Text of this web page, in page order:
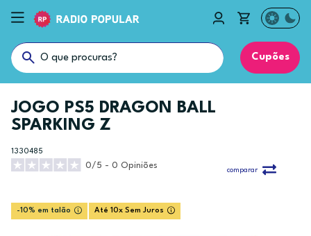
Cupões
JOGO PS5 DRAGON BALL
SPARKING Z
1330485
0/5 - 0 Opiniões
comparar
-10% em talão Até 10x Sem Juros